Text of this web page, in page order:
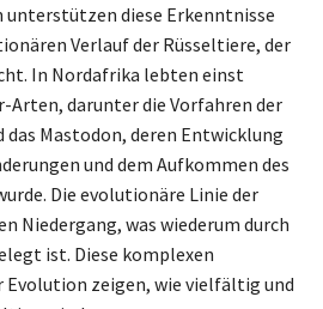
unterstützen diese Erkenntnisse
Verlauf der Rüsseltiere, der
In Nordafrika lebten einst
Arten, darunter die Vorfahren der
Mastodon, deren Entwicklung
und dem Aufkommen des
Die evolutionäre Linie der
Niedergang, was wiederum durch
ist. Diese komplexen
Evolution zeigen, wie vielfältig und